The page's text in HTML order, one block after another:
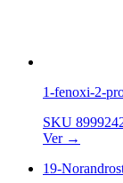
1-fenoxi-2-
SKU
Ver →
19-